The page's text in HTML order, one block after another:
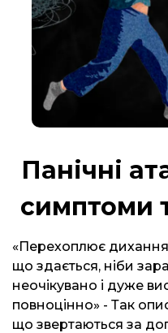
Панічні
симптоми
«Перехоплює
що здається, ніби
неочікувано і дуже
повноцінно» - Так
що звертаються за